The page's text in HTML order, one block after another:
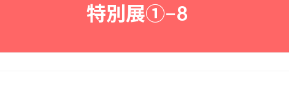
特別展①−8